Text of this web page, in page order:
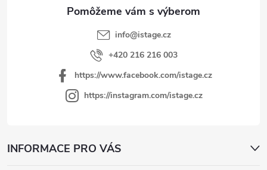
info@istage.cz
+420 216 216 003
https://www.facebook.com/istage.cz
https://instagram.com/istage.cz
INFORMACE PRO VÁS